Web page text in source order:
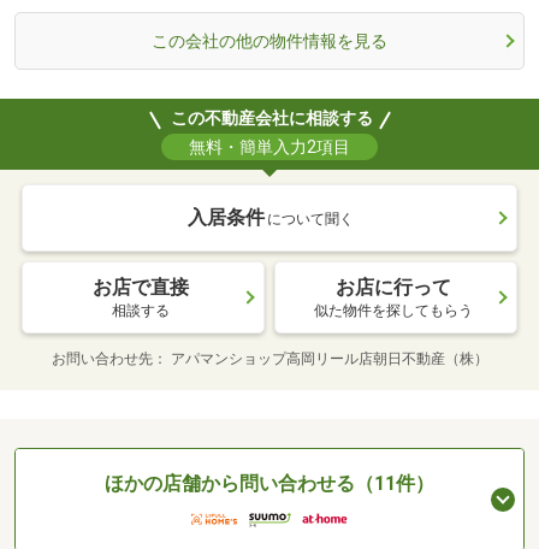
この会社の他の物件情報を見る
この不動産会社に相談する
無料・簡単入力2項目
入居条件 について聞く
お店で直接
相談する
お店に行って
似た物件を探してもらう
お問い合わせ先 アパマンショップ高岡リール店朝日不動産（株）
ほかの店舗から問い合わせる（11件）